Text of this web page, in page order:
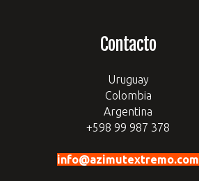
Contacto
Uruguay
Colombia
Argentina
+598 99 987 378
info@azimutextremo.com